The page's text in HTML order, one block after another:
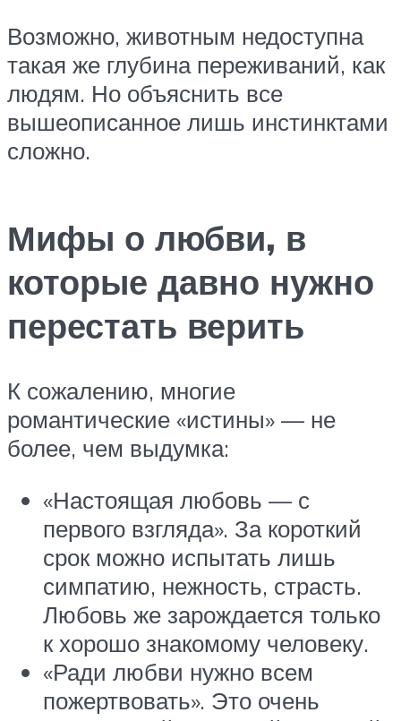
Возможно, животным недоступна
такая же глубина переживаний, как
людям. Но объяснить все
вышеописанное лишь инстинктами
сложно.
Мифы о любви, в
которые давно нужно
перестать верить
К сожалению, многие
романтические «истины» — не
более, чем выдумка:
«Настоящая любовь — с
первого взгляда». За короткий
срок можно испытать лишь
симпатию, нежность, страсть.
Любовь же зарождается только
к хорошо знакомому человеку.
«Ради любви нужно всем
пожертвовать». Это очень